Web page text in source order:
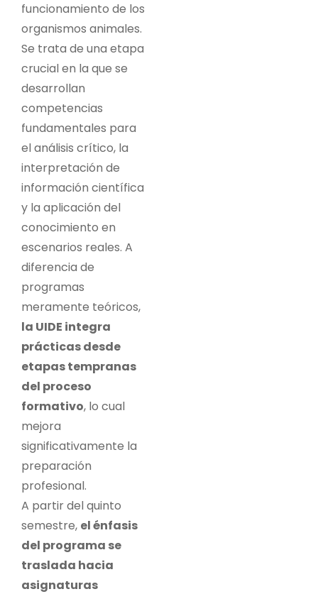
funcionamiento de los
organismos animales.
Se trata de una etapa
crucial en la que se
desarrollan
competencias
fundamentales para
el análisis crítico, la
interpretación de
información científica
y la aplicación del
conocimiento en
escenarios reales. A
diferencia de
programas
meramente teóricos,
la UIDE integra
prácticas desde
etapas tempranas
del proceso
formativo, lo cual
mejora
significativamente la
preparación
profesional.
A partir del quinto
semestre, el énfasis
del programa se
traslada hacia
asignaturas